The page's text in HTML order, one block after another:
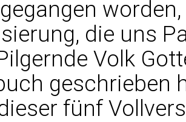
die uns
Volk
geschrieben
fünf